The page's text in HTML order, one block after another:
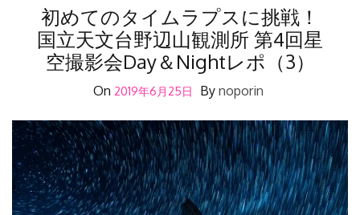
初めてのタイムラプスに挑戦！
国立天文台野辺山観測所 第4回星
空撮影会Day＆Nightレポ（3）
On 2019年6月25日 By noporin